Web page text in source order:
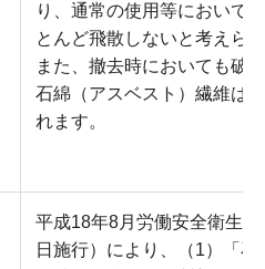
り、通常の使用等において
とんど飛散しないと考えら
また、撤去時においても破
石綿（アスベスト）繊維は
れます。
平成18年8月労働安全衛生
日施行）により、（1）「